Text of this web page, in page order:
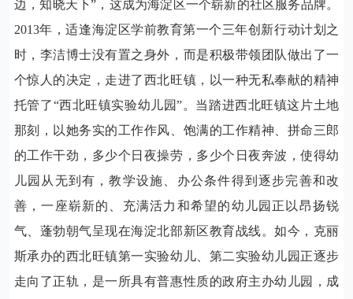
边，知晓天下”，这成为海淀区一个崭新的社区服务品牌。
2013年，适逢海淀区学前教育第一个三年创新行动计划之
时，李洁博士没有置之身外，而是积极带领团队做出了一
个惊人的决定，走进了西北旺镇，以一种无私奉献的精神
托管了“西北旺镇实验幼儿园”。当踏进西北旺镇这片土地
那刻，以她务实的工作作风、饱满的工作精神、拼命三郎
的工作干劲，多少个日夜操劳，多少个日夜奔波，使得幼
儿园从无到有，教学设施、办公条件得到逐步完善和改
善，一座崭新的、充满活力和希望的幼儿园正以昂扬锐
气、蓬勃朝气呈现在海淀北部新区教育战线。如今，克丽
斯承办的西北旺镇第一实验幼儿、第二实验幼儿园正逐步
走向了正轨，是一所具有普惠性质的政府主办幼儿园，成